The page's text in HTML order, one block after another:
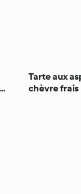
Tarte aux
chèvre frais